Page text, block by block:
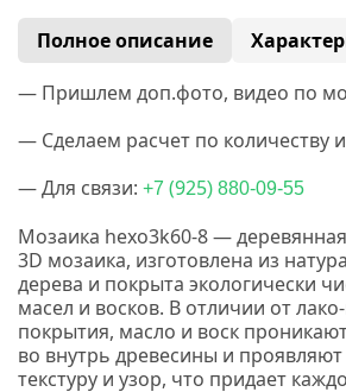
Полное описание
— Пришлем доп.фото, видео по
— Сделаем расчет по количеству
— Для связи: +7 (925) 880-09-55
Мозаика hexo3k60-8 —
3D мозаика, изготовлена из
дерева и покрыта экологически
масел и восков. В отличии от
покрытия, масло и воск
во внутрь древесины и
текстуру и узор, что придает